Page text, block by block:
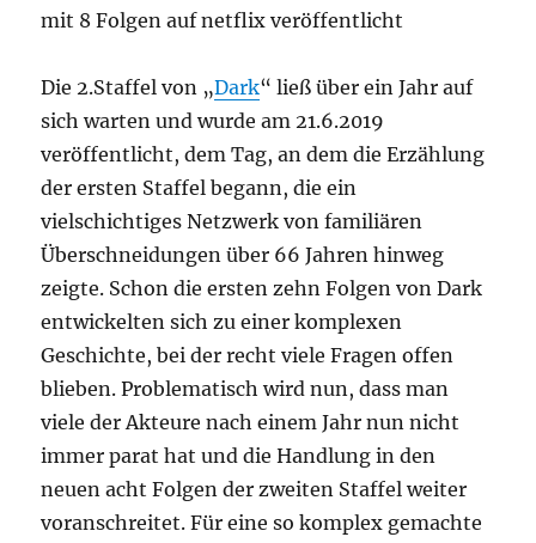
mit 8 Folgen auf netflix veröffentlicht
Die 2.Staffel von „Dark“ ließ über ein Jahr auf
sich warten und wurde am 21.6.2019
veröffentlicht, dem Tag, an dem die Erzählung
der ersten Staffel begann, die ein
vielschichtiges Netzwerk von familiären
Überschneidungen über 66 Jahren hinweg
zeigte. Schon die ersten zehn Folgen von Dark
entwickelten sich zu einer komplexen
Geschichte, bei der recht viele Fragen offen
blieben. Problematisch wird nun, dass man
viele der Akteure nach einem Jahr nun nicht
immer parat hat und die Handlung in den
neuen acht Folgen der zweiten Staffel weiter
voranschreitet. Für eine so komplex gemachte